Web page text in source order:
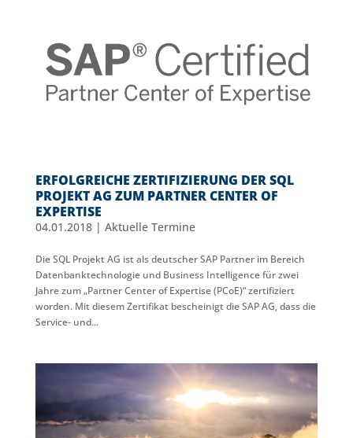
ERFOLGREICHE ZERTIFIZIERUNG DER SQL
PROJEKT AG ZUM PARTNER CENTER OF
EXPERTISE
04.01.2018| Aktuelle Termine
Die SQL Projekt AG ist als deutscher SAP Partner im Bereich
Datenbanktechnologie und Business Intelligence für zwei
Jahre zum „Partner Center of Expertise (PCoE)“ zertifiziert
worden. Mit diesem Zertifikat bescheinigt die SAP AG, dass die
Service- und...